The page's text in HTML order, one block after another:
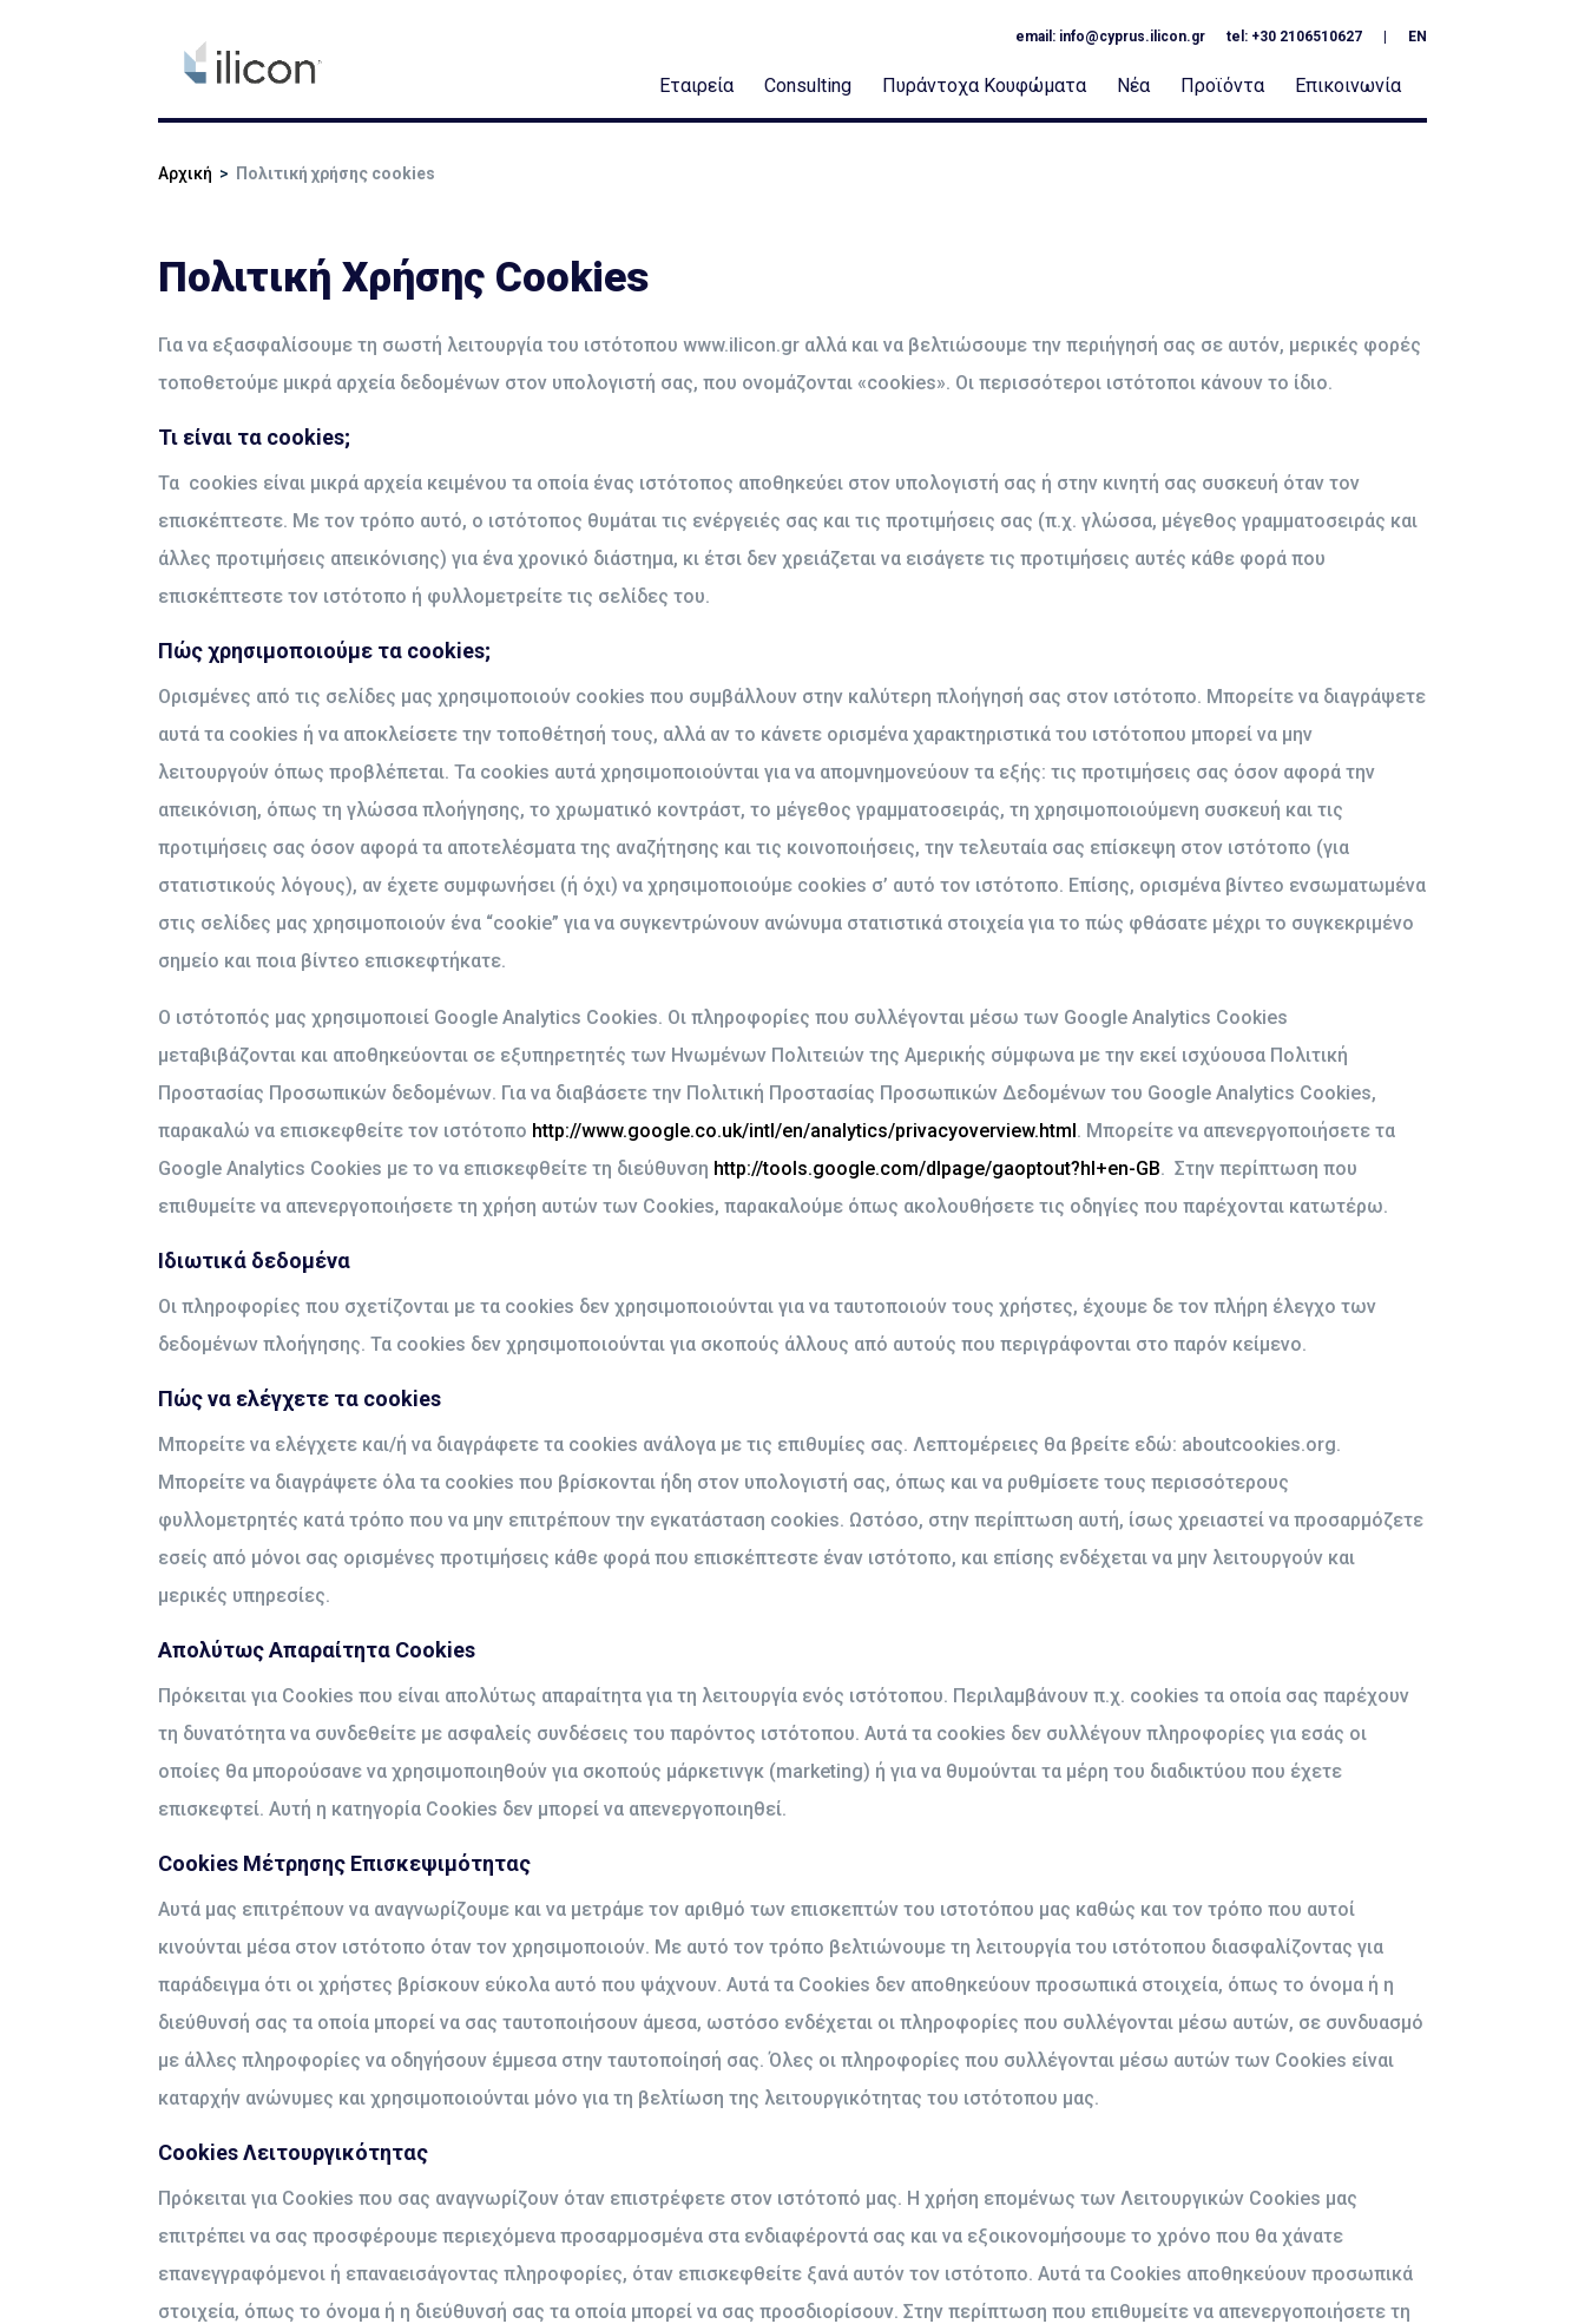
email: info@cyprus.ilicon.gr tel: +30 2106510627 EN
Εταιρεία Consulting Πυράντοχα Κουφώματα Νέα Προϊόντα Επικοινωνία
Αρχική > Πολιτική χρήσης cookies
Πολιτική Χρήσης Cookies
Για να εξασφαλίσουμε τη σωστή λειτουργία του ιστότοπου www.ilicon.gr αλλά και να βελτιώσουμε την περιήγησή σας σε αυτόν, μερικές φορές
τοποθετούμε μικρά αρχεία δεδομένων στον υπολογιστή σας, που ονομάζονται «cookies». Οι περισσότεροι ιστότοποι κάνουν το ίδιο.
Τι είναι τα cookies;
Τα cookies είναι μικρά αρχεία κειμένου τα οποία ένας ιστότοπος αποθηκεύει στον υπολογιστή σας ή στην κινητή σας συσκευή όταν τον
επισκέπτεστε. Με τον τρόπο αυτό, ο ιστότοπος θυμάται τις ενέργειές σας και τις προτιμήσεις σας (π.χ. γλώσσα, μέγεθος γραμματοσειράς και
άλλες προτιμήσεις απεικόνισης) για ένα χρονικό διάστημα, κι έτσι δεν χρειάζεται να εισάγετε τις προτιμήσεις αυτές κάθε φορά που
επισκέπτεστε τον ιστότοπο ή φυλλομετρείτε τις σελίδες του.
Πώς χρησιμοποιούμε τα cookies;
Ορισμένες από τις σελίδες μας χρησιμοποιούν cookies που συμβάλλουν στην καλύτερη πλοήγησή σας στον ιστότοπο. Μπορείτε να διαγράψετε
αυτά τα cookies ή να αποκλείσετε την τοποθέτησή τους, αλλά αν το κάνετε ορισμένα χαρακτηριστικά του ιστότοπου μπορεί να μην
λειτουργούν όπως προβλέπεται. Τα cookies αυτά χρησιμοποιούνται για να απομνημονεύουν τα εξής: τις προτιμήσεις σας όσον αφορά την
απεικόνιση, όπως τη γλώσσα πλοήγησης, το χρωματικό κοντράστ, το μέγεθος γραμματοσειράς, τη χρησιμοποιούμενη συσκευή και τις
προτιμήσεις σας όσον αφορά τα αποτελέσματα της αναζήτησης και τις κοινοποιήσεις, την τελευταία σας επίσκεψη στον ιστότοπο (για
στατιστικούς λόγους), αν έχετε συμφωνήσει (ή όχι) να χρησιμοποιούμε cookies σ’ αυτό τον ιστότοπο. Επίσης, ορισμένα βίντεο ενσωματωμένα
στις σελίδες μας χρησιμοποιούν ένα “cookie” για να συγκεντρώνουν ανώνυμα στατιστικά στοιχεία για το πώς φθάσατε μέχρι το συγκεκριμένο
σημείο και ποια βίντεο επισκεφτήκατε.
Ο ιστότοπός μας χρησιμοποιεί Google Analytics Cookies. Οι πληροφορίες που συλλέγονται μέσω των Google Analytics Cookies
μεταβιβάζονται και αποθηκεύονται σε εξυπηρετητές των Ηνωμένων Πολιτειών της Αμερικής σύμφωνα με την εκεί ισχύουσα Πολιτική
Προστασίας Προσωπικών δεδομένων. Για να διαβάσετε την Πολιτική Προστασίας Προσωπικών Δεδομένων του Google Analytics Cookies,
παρακαλώ να επισκεφθείτε τον ιστότοπο http://www.google.co.uk/intl/en/analytics/privacyoverview.html. Μπορείτε να απενεργοποιήσετε τα
Google Analytics Cookies με το να επισκεφθείτε τη διεύθυνση http://tools.google.com/dlpage/gaoptout?hl+en-GB. Στην περίπτωση που
επιθυμείτε να απενεργοποιήσετε τη χρήση αυτών των Cookies, παρακαλούμε όπως ακολουθήσετε τις οδηγίες που παρέχονται κατωτέρω.
Ιδιωτικά δεδομένα
Οι πληροφορίες που σχετίζονται με τα cookies δεν χρησιμοποιούνται για να ταυτοποιούν τους χρήστες, έχουμε δε τον πλήρη έλεγχο των
δεδομένων πλοήγησης. Τα cookies δεν χρησιμοποιούνται για σκοπούς άλλους από αυτούς που περιγράφονται στο παρόν κείμενο.
Πώς να ελέγχετε τα cookies
Μπορείτε να ελέγχετε και/ή να διαγράφετε τα cookies ανάλογα με τις επιθυμίες σας. Λεπτομέρειες θα βρείτε εδώ: aboutcookies.org.
Μπορείτε να διαγράψετε όλα τα cookies που βρίσκονται ήδη στον υπολογιστή σας, όπως και να ρυθμίσετε τους περισσότερους
φυλλομετρητές κατά τρόπο που να μην επιτρέπουν την εγκατάσταση cookies. Ωστόσο, στην περίπτωση αυτή, ίσως χρειαστεί να προσαρμόζετε
εσείς από μόνοι σας ορισμένες προτιμήσεις κάθε φορά που επισκέπτεστε έναν ιστότοπο, και επίσης ενδέχεται να μην λειτουργούν και
μερικές υπηρεσίες.
Απολύτως Απαραίτητα Cookies
Πρόκειται για Cookies που είναι απολύτως απαραίτητα για τη λειτουργία ενός ιστότοπου. Περιλαμβάνουν π.χ. cookies τα οποία σας παρέχουν
τη δυνατότητα να συνδεθείτε με ασφαλείς συνδέσεις του παρόντος ιστότοπου. Αυτά τα cookies δεν συλλέγουν πληροφορίες για εσάς οι
οποίες θα μπορούσανε να χρησιμοποιηθούν για σκοπούς μάρκετινγκ (marketing) ή για να θυμούνται τα μέρη του διαδικτύου που έχετε
επισκεφτεί. Αυτή η κατηγορία Cookies δεν μπορεί να απενεργοποιηθεί.
Cookies Μέτρησης Επισκεψιμότητας
Αυτά μας επιτρέπουν να αναγνωρίζουμε και να μετράμε τον αριθμό των επισκεπτών του ιστοτόπου μας καθώς και τον τρόπο που αυτοί
κινούνται μέσα στον ιστότοπο όταν τον χρησιμοποιούν. Με αυτό τον τρόπο βελτιώνουμε τη λειτουργία του ιστότοπου διασφαλίζοντας για
παράδειγμα ότι οι χρήστες βρίσκουν εύκολα αυτό που ψάχνουν. Αυτά τα Cookies δεν αποθηκεύουν προσωπικά στοιχεία, όπως το όνομα ή η
διεύθυνσή σας τα οποία μπορεί να σας ταυτοποιήσουν άμεσα, ωστόσο ενδέχεται οι πληροφορίες που συλλέγονται μέσω αυτών, σε συνδυασμό
με άλλες πληροφορίες να οδηγήσουν έμμεσα στην ταυτοποίησή σας. Όλες οι πληροφορίες που συλλέγονται μέσω αυτών των Cookies είναι
καταρχήν ανώνυμες και χρησιμοποιούνται μόνο για τη βελτίωση της λειτουργικότητας του ιστότοπου μας.
Cookies Λειτουργικότητας
Πρόκειται για Cookies που σας αναγνωρίζουν όταν επιστρέφετε στον ιστότοπό μας. Η χρήση επομένως των Λειτουργικών Cookies μας
επιτρέπει να σας προσφέρουμε περιεχόμενα προσαρμοσμένα στα ενδιαφέροντά σας και να εξοικονομήσουμε το χρόνο που θα χάνατε
επανεγγραφόμενοι ή επαναεισάγοντας πληροφορίες, όταν επισκεφθείτε ξανά αυτόν τον ιστότοπο. Αυτά τα Cookies αποθηκεύουν προσωπικά
στοιχεία, όπως το όνομα ή η διεύθυνσή σας τα οποία μπορεί να σας προσδιορίσουν. Στην περίπτωση που επιθυμείτε να απενεργοποιήσετε τη